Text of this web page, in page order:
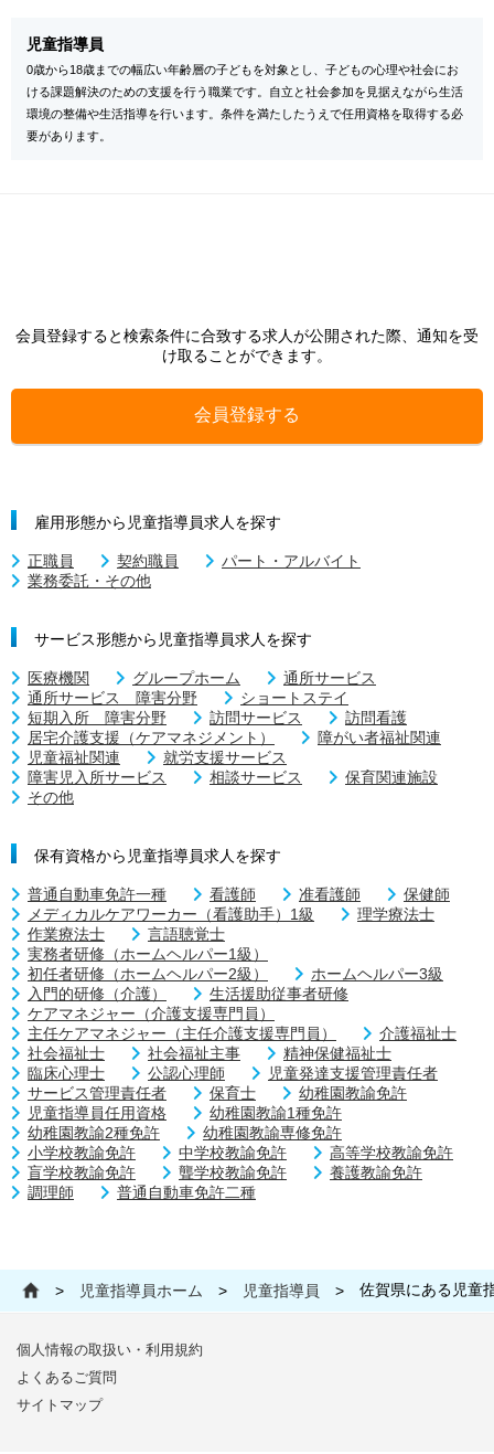
児童指導員
0歳から18歳までの幅広い年齢層の子どもを対象とし、子どもの心理や社会にお
ける課題解決のための支援を行う職業です。自立と社会参加を見据えながら生活
環境の整備や生活指導を行います。条件を満たしたうえで任用資格を取得する必
要があります。
会員登録すると検索条件に合致する求人が公開された際、通知を受
け取ることができます。
会員登録する
雇用形態から児童指導員求人を探す
正職員 契約職員
パート・アルバイト
業務委託・その他
サービス形態から児童指導員求人を探す
医療機関 グループホーム
通所サービス
通所サービス 障害分野
ショートステイ
短期入所 障害分野
訪問サービス
訪問看護
居宅介護支援（ケアマネジメント）
障がい者福祉関連
児童福祉関連
就労支援サービス
障害児入所サービス
相談サービス
保育関連施設
その他
保有資格から児童指導員求人を探す
普通自動車免許一種 看護師 准看護師
保健師
メディカルケアワーカー（看護助手）1級
理学療法士
作業療法士
言語聴覚士
実務者研修（ホームヘルパー1級）
初任者研修（ホームヘルパー2級）
ホームヘルパー3級
入門的研修（介護）
生活援助従事者研修
ケアマネジャー（介護支援専門員）
主任ケアマネジャー（主任介護支援専門員）
介護福祉士
社会福祉士
社会福祉主事
精神保健福祉士
臨床心理士
公認心理師
児童発達支援管理責任者
サービス管理責任者
保育士
幼稚園教諭免許
児童指導員任用資格
幼稚園教諭1種免許
幼稚園教諭2種免許
幼稚園教諭専修免許
小学校教諭免許
中学校教諭免許
高等学校教諭免許
盲学校教諭免許
聾学校教諭免許
養護教諭免許
調理師
普通自動車免許二種
> 児童指導員ホーム > 児童指導員 > 佐賀県にある児童
個人情報の取扱い・利用規約
よくあるご質問
サイトマップ